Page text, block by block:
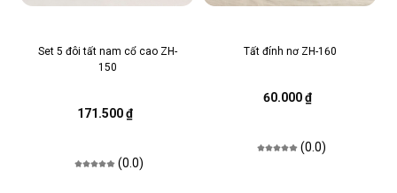
Set 5 đôi tất nam cổ cao ZH-
150
171.500 ₫
(0.0)
Tất đính nơ ZH-160
60.000 ₫
(0.0)